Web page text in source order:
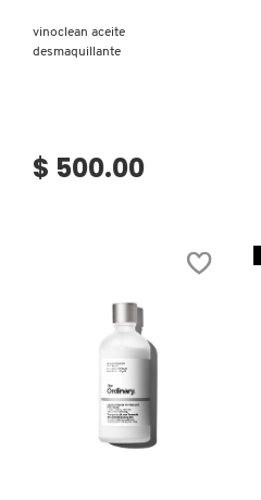
PEACE OUT SKINCARE
RABANNE
RARE BEAUTY
vinoclean aceite
desmaquillante
$ 500.00
Ver más